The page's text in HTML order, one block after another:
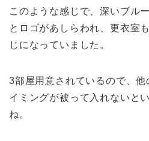
このような感じで、深いブル
とロゴがあしらわれ、更衣室
じになっていました。
3部屋用意されているので、
イミングが被って入れないと
ね。